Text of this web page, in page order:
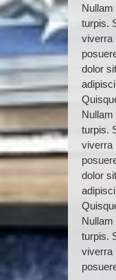
Nullam
turpis.
viverra
dolor
Nullam
turpis.
viverra
dolor
Nullam
turpis.
viverra